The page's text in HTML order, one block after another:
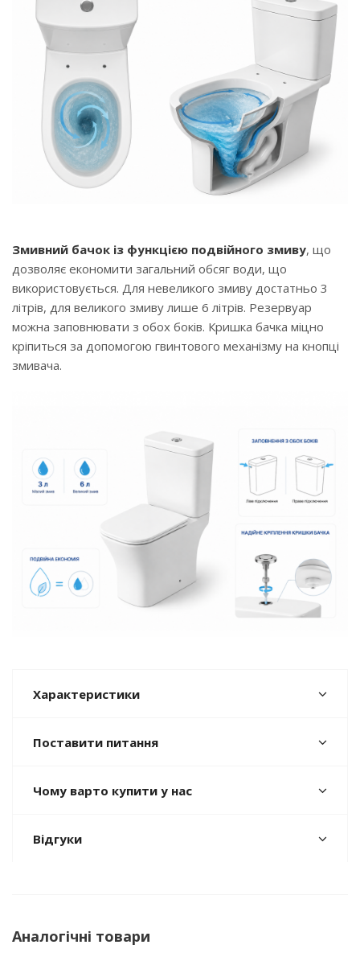
Змивний бачок із функцією подвійного змиву, що
дозволяє економити загальний обсяг води, що
використовується. Для невеликого змиву достатньо 3
літрів, для великого змиву лише 6 літрів. Резервуар
можна заповнювати з обох боків. Кришка бачка міцно
кріпиться за допомогою гвинтового механізму на кнопці
змивача.
Характеристики
Поставити питання
Чому варто купити у нас
Відгуки
Аналогічні товари